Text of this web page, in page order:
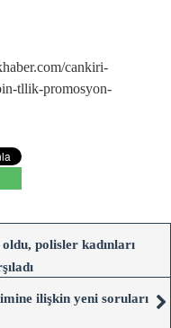
cankiri-
tllik-promosyon-
polisler kadınları
ilişkin yeni soruları